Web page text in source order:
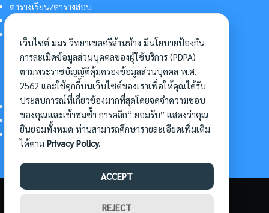
ตารางเรียน/ตารางสอบ
การแต่งกายนักศึกษา
อื่นๆ
การเข้าศึกษาต่อ
ดาวน์โหลดแบบฟอร์ม
การบริหารจัดการโครงการ
เว็บไซต์ มมร วิทยาเขตศรีล้านช้าง มีนโยบายป้องกัน
การละเมิดข้อมูลส่วนบุคคลของผู้ใช้บริการ (PDPA)
ตามพระราชบัญญัติคุ้มครองข้อมูลส่วนบุคคล พ.ศ.
2562 และใช้คุกกี้บนเว็บไซต์ของเราเพื่อให้คุณได้รับ
ประสบการณ์ที่เกี่ยวข้องมากที่สุดโดยจดจำความชอบ
ของคุณและเข้าชมซ้ำ การคลิก“ ยอมรับ” แสดงว่าคุณ
ยินยอมทั้งหมด ท่านสามารถศึกษารายละเอียดเพิ่มเติม
ได้ตาม Privacy Policy.
ACCEPT
REJECT